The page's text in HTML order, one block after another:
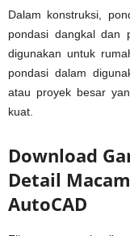
Dalam konstruksi,
pondasi dangkal dan
digunakan untuk
pondasi dalam
atau proyek besar
kuat.
Download
Detail
AutoCAD